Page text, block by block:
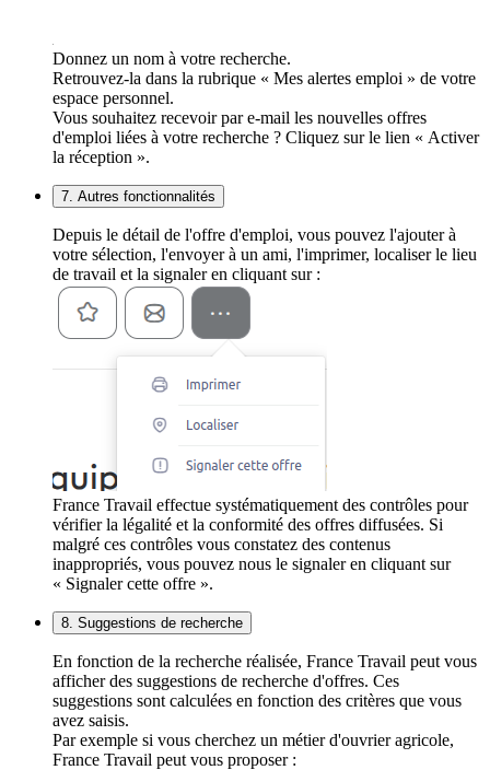
Donnez un nom à votre recherche.
Retrouvez-la dans la rubrique « Mes alertes emploi » de votre
espace personnel.
Vous souhaitez recevoir par e-mail les nouvelles offres
d'emploi liées à votre recherche ? Cliquez sur le lien « Activer
la réception ».
7. Autres fonctionnalités
Depuis le détail de l'offre d'emploi, vous pouvez l'ajouter à
votre sélection, l'envoyer à un ami, l'imprimer, localiser le lieu
de travail et la signaler en cliquant sur :
France Travail effectue systématiquement des contrôles pour
vérifier la légalité et la conformité des offres diffusées. Si
malgré ces contrôles vous constatez des contenus
inappropriés, vous pouvez nous le signaler en cliquant sur
« Signaler cette offre ».
8. Suggestions de recherche
En fonction de la recherche réalisée, France Travail peut vous
afficher des suggestions de recherche d'offres. Ces
suggestions sont calculées en fonction des critères que vous
avez saisis.
Par exemple si vous cherchez un métier d'ouvrier agricole,
France Travail peut vous proposer :